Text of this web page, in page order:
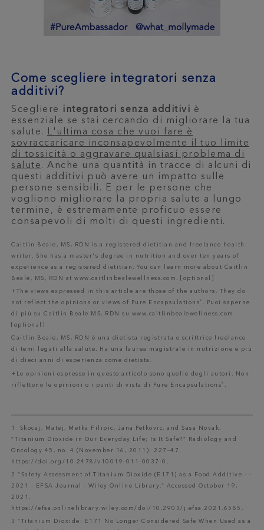
Come scegliere integratori senza
additivi?
Scegliere integratori senza additivi è
essenziale se stai cercando di migliorare la tua
salute.
L'ultima cosa che vuoi fare è
sovraccaricare inconsapevolmente il tuo limite
di tossicità o aggravare qualsiasi problema di
salute. Anche una quantità in tracce di alcuni di
questi additivi può avere un impatto sulle
persone sensibili. E per le persone che
vogliono migliorare la propria salute a lungo
termine, è estremamente proficuo essere
consapevoli di molti di questi ingredienti.
Caitlin Beale, MS, RDN is a registered dietitian and freelance health
writer. She has a master's degree in nutrition and over ten years of
experience as a registered dietitian. You can learn more about Caitlin
Beale, MS, RDN at www.caitlinbealewellness.com. [optional]
+The views expressed in this article are those of the authors. They do
not reflect the opinions or views of Pure Encapsulations ® . Puoi saperne
di più su Caitlin Beale MS, RDN su www.caitlinbealewellness.com.
[optional]
Caitlin Beale, MS, RDN è una dietista registrata e scrittrice freelance
di temi legati alla salute. Ha una laurea magistrale in nutrizione e più
di dieci anni di esperienza come dietista.
+Le opinioni espresse in questo articolo sono quelle degli autori. Non
riflettono le opinioni o i punti di vista di Pure Encapsulations
1 Skocaj, Matej, Metka Filipic, Jana Petkovic, and Sasa Novak.
“Titanium Dioxide in Our Everyday Life; Is It Safe?” Radiology and
Oncology 45, no. 4 (November 16, 2011): 227–47.
https://doi.org/10.2478/v10019-011-0037-0.
2 “Safety Assessment of Titanium Dioxide (E171) as a Food Additive - -
2021 - EFSA Journal - Wiley Online Library.” Accessed October 19,
2021.
https://efsa.onlinelibrary.wiley.com/doi/10.2903/j.efsa.2021.6585.
3 “Titanium Dioxide: E171 No Longer Considered Safe When Used as a